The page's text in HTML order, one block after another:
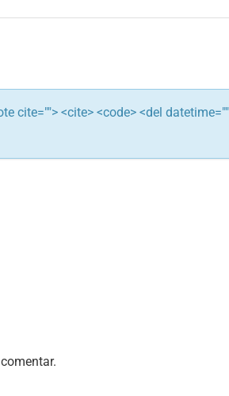
cite=""> <cite> <code> <del